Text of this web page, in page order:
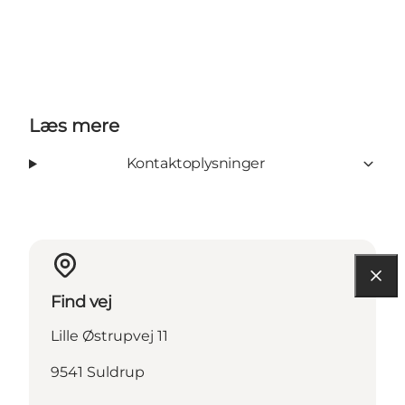
Læs mere
Kontaktoplysninger
Find vej
Lille Østrupvej 11
9541 Suldrup